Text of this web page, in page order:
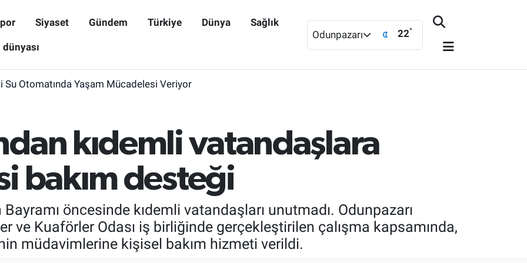
Siyaset Gündem Türkiye Dünya Sağlık
Odunpazarı 22°
Su Otomatında Yaşam Mücadelesi Veriyor
kıdemli vatandaşlara
bakım desteği
öncesinde kıdemli vatandaşları unutmadı. Odunpazarı
ve Kuaförler Odası iş birliğinde gerçekleştirilen çalışma kapsamında,
müdavimlerine kişisel bakım hizmeti verildi.